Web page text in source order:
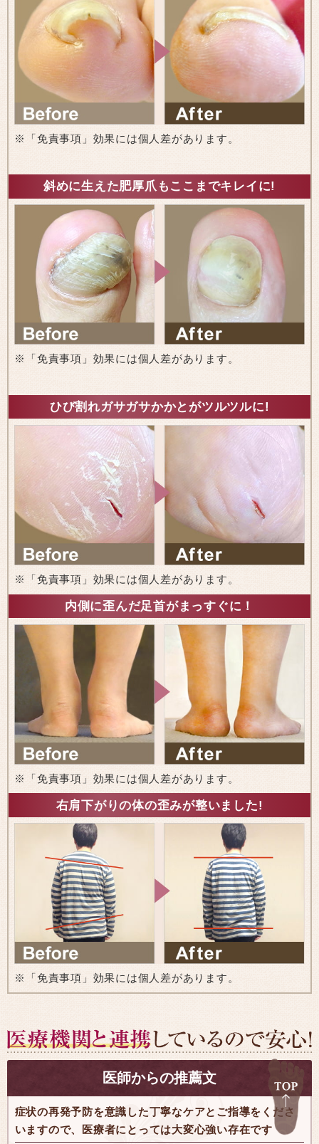
※「免責事項」効果には個人差があります。
斜めに生えた肥厚爪もここまでキレイに!
※「免責事項」効果には個人差があります。
ひび割れガサガサかかとがツルツルに!
※「免責事項」効果には個人差があります。
内側に歪んだ足首がまっすぐに！
※「免責事項」効果には個人差があります。
右肩下がりの体の歪みが整いました!
※「免責事項」効果には個人差があります。
医師からの推薦文
症状の再発予防を意識した丁寧なケアとご指導をくださ
いますので、医療者にとっては大変心強い存在です